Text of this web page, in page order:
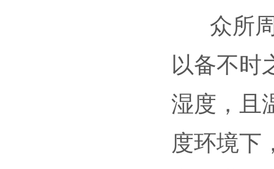
众所周
以备不时
湿度，且
度环境下